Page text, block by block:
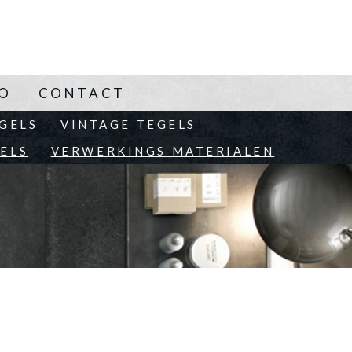
VINTAGE TEGELS
VERWERKINGS MATERIALEN
CONTACT